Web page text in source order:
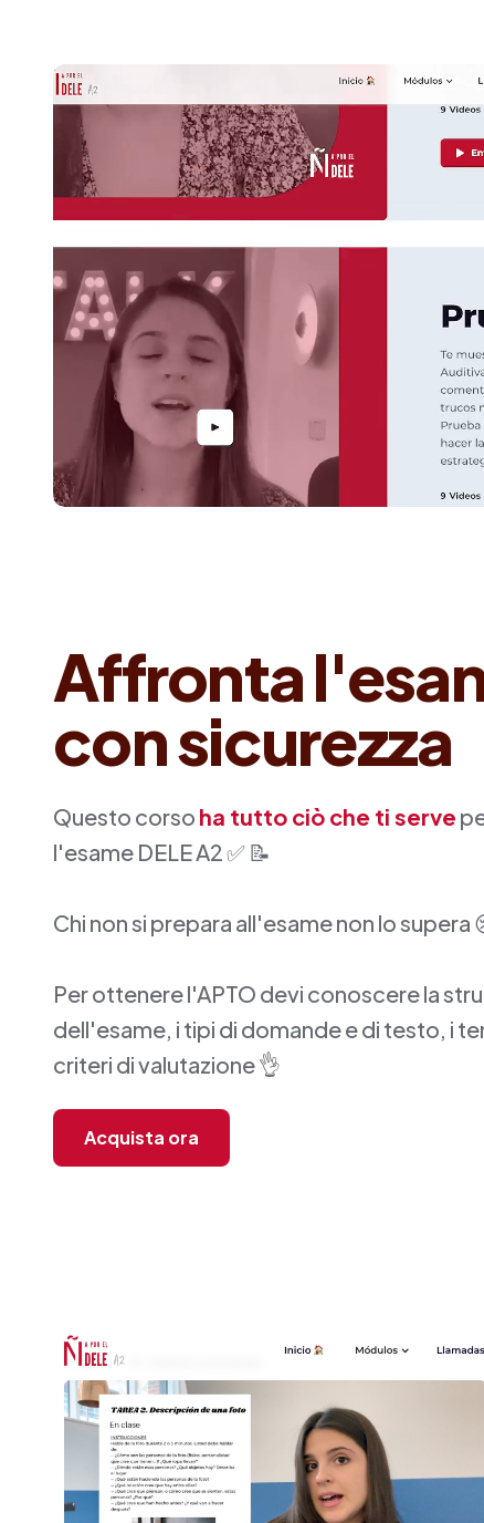
Affronta
con sicurezza
Questo corso ha tutto ciò che ti serve
l'esame DELE A2 ✅ 📝
Chi non si prepara all'esame non lo supera
Per ottenere l'APTO devi conoscere la
dell'esame, i tipi di domande e di testo, i
criteri di valutazione 👌
Acquista ora